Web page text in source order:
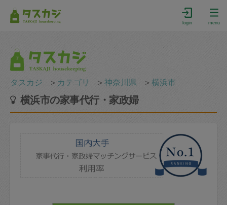
login menu
タスカジ ＞ カテゴリ ＞神奈川県 ＞横浜市
横浜市の家事代行・家政婦